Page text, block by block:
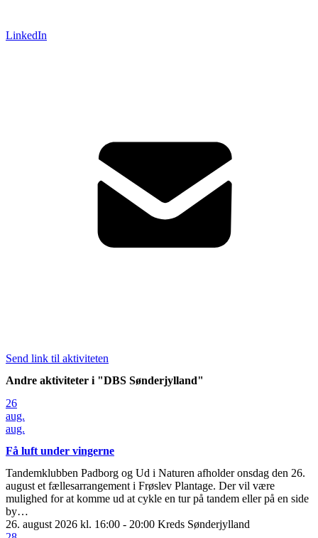
LinkedIn
Send link til aktiviteten
Andre aktiviteter i "DBS Sønderjylland"
26
aug.
aug.
Få luft under vingerne
Tandemklubben Padborg og Ud i Naturen afholder onsdag den 26.
august et fællesarrangement i Frøslev Plantage. Der vil være
mulighed for at komme ud at cykle en tur på tandem eller på en side
by…
26. august 2026 kl. 16:00 - 20:00 Kreds Sønderjylland